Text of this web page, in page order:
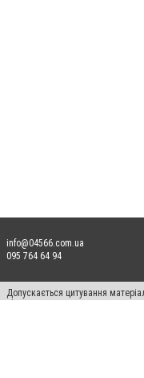
info@04566.com.ua
095 764 64 94
Допускається цитування
відкритого для пошукових